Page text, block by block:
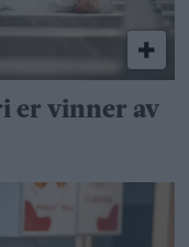
er vinner av